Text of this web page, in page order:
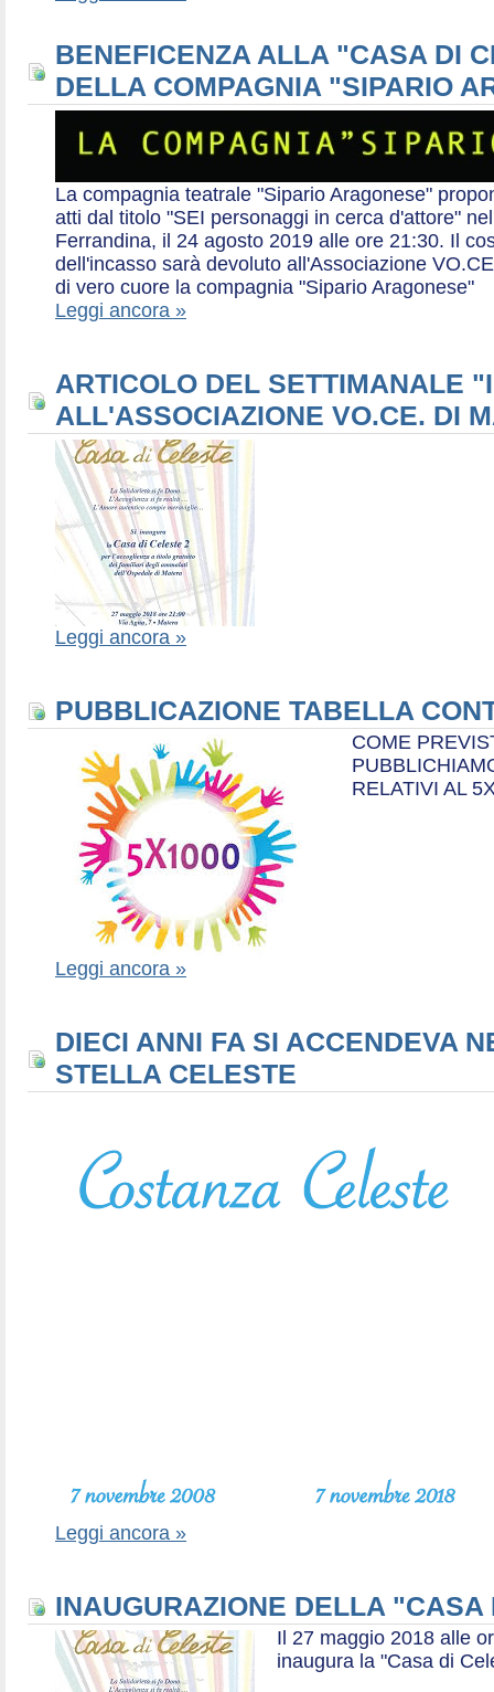
BENEFICENZA ALLA "CASA DI
DELLA COMPAGNIA "SIPARIO
La compagnia teatrale "Sipario Aragonese"
atti dal titolo "SEI personaggi in cerca d'attore"
Ferrandina, il 24 agosto 2019 alle ore 21:30. Il
dell'incasso sarà devoluto all'Associazione
di vero cuore la compagnia "Sipario Aragonese"
Leggi ancora »
ARTICOLO DEL SETTIMANALE
ALL'ASSOCIAZIONE VO.CE. DI
Leggi ancora »
PUBBLICAZIONE TABELLA
COME
RELATIVI AL
Leggi ancora »
DIECI ANNI FA SI ACCENDEVA
STELLA CELESTE
Leggi ancora »
INAUGURAZIONE DELLA
Il 27 maggio 2018 alle
inaugura la "Casa di